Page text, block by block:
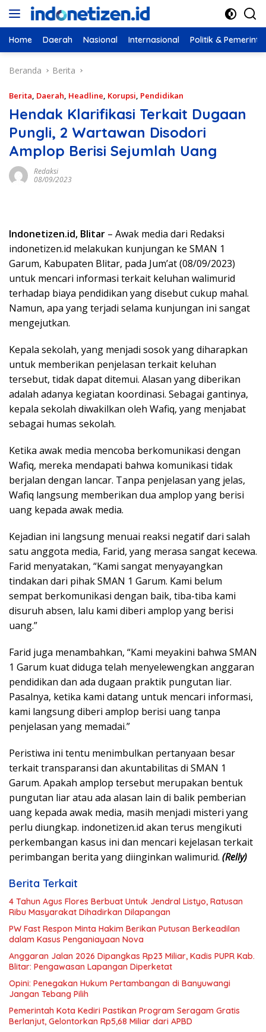
Langsung
Home Daerah Nasional Internasional Politik &
Beranda Berita
Berita, Daerah, Headline, Korupsi, Pendidikan
Hendak Klarifikasi Terkait Dugaan
Pungli, 2 Wartawan Disodori
Amplop Berisi Sejumlah Uang
Redaksi
08/09/2023
Indonetizen.id, Blitar – Awak media dari Redaksi
indonetizen.id melakukan kunjungan ke SMAN 1
Garum, Kabupaten Blitar, pada Jum’at (08/09/2023)
untuk mencari informasi terkait keluhan walimurid
terhadap biaya pendidikan yang disebut cukup mahal.
Namun, apa yang terjadi selama kunjungan ini sangat
mengejutkan.
Kepala sekolah, yang menjadi sosok yang diharapkan
untuk memberikan penjelasan terkait keluhan
tersebut, tidak dapat ditemui. Alasan yang diberikan
adalah adanya kegiatan koordinasi. Sebagai gantinya,
kepala sekolah diwakilkan oleh Wafiq, yang menjabat
sebagai humas sekolah.
Ketika awak media mencoba berkomunikasi dengan
Wafiq, mereka mendapati bahwa komunikasi tidak
berjalan dengan lancar. Tanpa penjelasan yang jelas,
Wafiq langsung memberikan dua amplop yang berisi
uang kepada awak media.
Kejadian ini langsung menuai reaksi negatif dari salah
satu anggota media, Farid, yang merasa sangat kecewa.
Farid menyatakan, “Kami sangat menyayangkan
tindakan dari pihak SMAN 1 Garum. Kami belum
sempat berkomunikasi dengan baik, tiba-tiba kami
disuruh absen, lalu kami diberi amplop yang berisi
uang.”
Farid juga menambahkan, “Kami meyakini bahwa SMAN
1 Garum kuat diduga telah menyelewengkan anggaran
pendidikan dan ada dugaan praktik pungutan liar.
Pasalnya, ketika kami datang untuk mencari informasi,
kami langsung diberi amplop berisi uang tanpa
penjelasan yang memadai.”
Peristiwa ini tentu menimbulkan pertanyaan besar
terkait transparansi dan akuntabilitas di SMAN 1
Garum. Apakah amplop tersebut merupakan bentuk
pungutan liar atau ada alasan lain di balik pemberian
uang kepada awak media, masih menjadi misteri yang
perlu diungkap. indonetizen.id akan terus mengikuti
perkembangan kasus ini dan mencari kejelasan terkait
perimbangan berita yang diinginkan walimurid. (Relly)
Berita Terkait
4 Tahun Agus Flores Berbuat Untuk Jendral Listyo, Ratusan
Ribu Masyarakat Dihadirkan Dilapangan
PW Fast Respon Minta Hakim Berikan Putusan Berkeadilan
dalam Kasus Penganiayaan Nova
Anggaran Jalan 2026 Dipangkas Rp23 Miliar, Kadis PUPR Kab.
Blitar: Pengawasan Lapangan Diperketat
Opini: Penegakan Hukum Pertambangan di Banyuwangi
Jangan Tebang Pilih
Pemerintah Kota Kediri Pastikan Program Seragam Gratis
Berlanjut, Gelontorkan Rp5,68 Miliar dari APBD